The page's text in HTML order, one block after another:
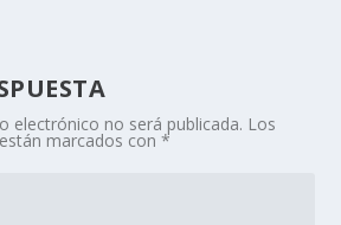
electrónico no será publicada. Los
marcados con*